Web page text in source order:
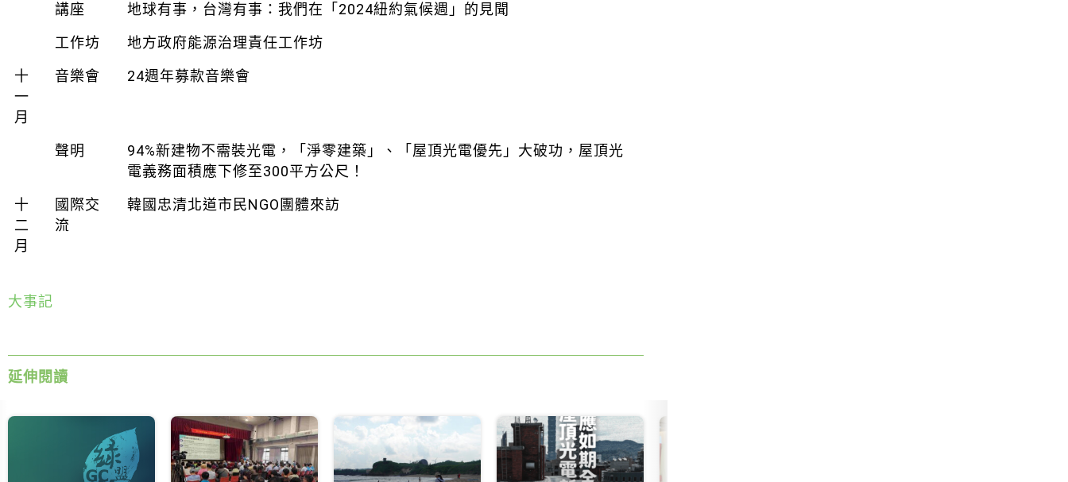
講座
地球有事，台灣有事：我們在「2024紐約氣候週」的見聞
工作坊
地方政府能源治理責任工作坊
十
一
月
音樂會 24週年募款音樂會
聲明
94%新建物不需裝光電，「淨零建築」、「屋頂光電優先」大破功，屋頂光
電義務面積應下修至300平方公尺！
十
二
月
國際交
流
韓國忠清北道市民NGO團體來訪
大事記
延伸閱讀